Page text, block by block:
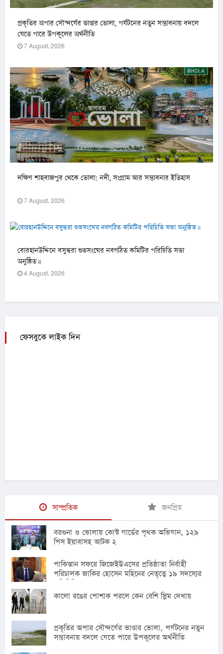
প্রকৃতির অপার সৌন্দর্যের ভাণ্ডার ভোলা, পর্যটনের নতুন সম্ভাবনায় বদলে
যেতে পারে উপকূলের অর্থনীতি
7 August, 2026
দক্ষিণ শাহবাজপুর থেকে ভোলা: নদী, সংগ্রাম আর সম্ভাবনার ইতিহাস
7 August, 2026
বোরহানউদ্দিনে বসুন্ধরা শুভসংঘের নবগঠিত কমিটির পরিচিতি সভা
অনুষ্ঠিত।।
4 August, 2026
ফেসবুকে লাইক দিন
সাম্প্রতিক জনপ্রিয়
বরগুনা ও ভোলায় কোস্ট গার্ডের পৃথক অভিযান, ১২৯
পিস ইয়াবাসহ আটক ২
পাকিস্তান সফরে জিজেইউএসের প্রতিষ্ঠাতা নির্বাহী
পরিচালক জাকির হোসেন মহিনের নেতৃত্বে ১৯ সদস্যের
কালো রঙের পোশাক পরলে কেন বেশি স্লিম দেখায়
প্রকৃতির অপার সৌন্দর্যের ভাণ্ডার ভোলা, পর্যটনের নতুন
সম্ভাবনায় বদলে যেতে পারে উপকূলের অর্থনীতি